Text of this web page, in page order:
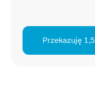
Przekazuję